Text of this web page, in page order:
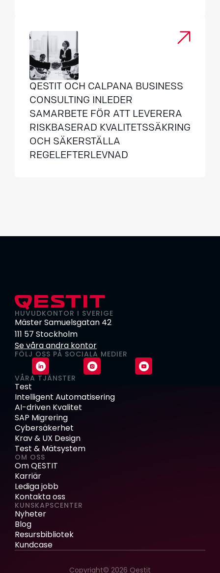
QESTIT OCH CALPANA BUSINESS
CONSULTING INLEDER
SAMARBETE FÖR ATT LEVERERA
RISKBASERAD KVALITETSSÄKRING
OCH SÄKERSTÄLLA
REGELEFTERLEVNAD
HUVUDKONTOR I SVERIGE
Mäster Samuelsgatan 42
111 57 Stockholm
Se våra andra kontor
FÖLJ OSS PÅ SOCIALA MEDIER
VÅRA TJÄNSTER
Test
Intelligent Automatisering
AI-driven Kvalitet
SAP Migrering
Cybersäkerhet
Krav & UX Design
Test & Mätsystem
OM OSS
Om QESTIT
Karriär
Lediga jobb
Kontakta oss
KUNSKAPSCENTER
Nyheter
Blog
Resursbibliotek
Kundcase
Copyright© 2026 Qestit